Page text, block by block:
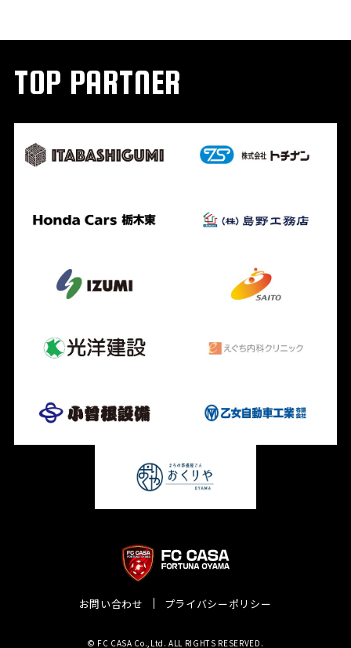
TOP PARTNER
お問い合わせ プライバシーポリシー
© FC CASA Co.,Ltd. ALL RIGHTS RESERVED.